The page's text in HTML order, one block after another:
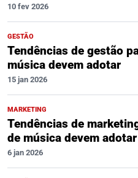
10 fev 2026
GESTÃO
Tendências de gestão
música devem adotar
15 jan 2026
MARKETING
Tendências de
de música devem adotar
6 jan 2026